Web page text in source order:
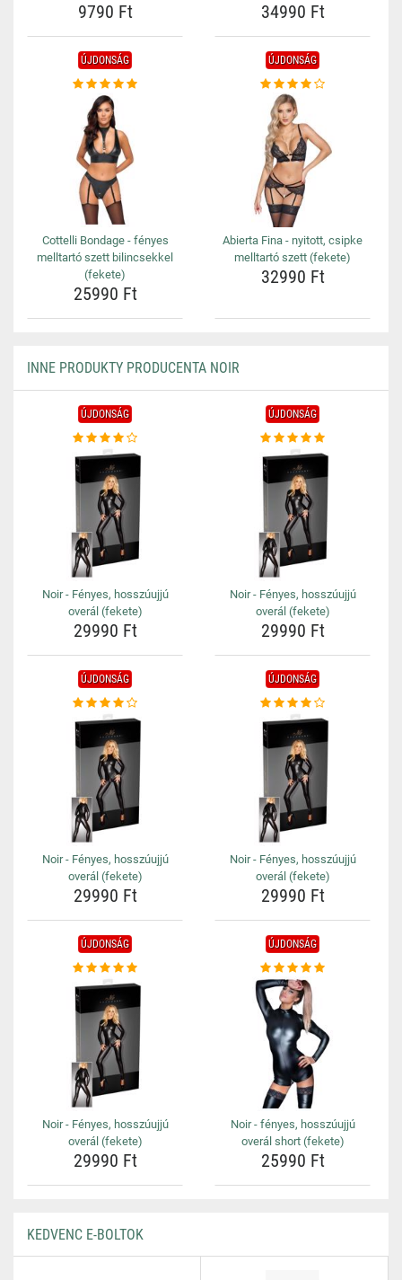
9790 Ft 34990 Ft
ÚJDONSÁG
Cottelli Bondage - fényes
melltartó szett bilincsekkel
(fekete)
25990 Ft
ÚJDONSÁG
Abierta Fina - nyitott, csipke
melltartó szett (fekete)
32990 Ft
INNE PRODUKTY PRODUCENTA NOIR
ÚJDONSÁG
Noir - Fényes, hosszúujjú
overál (fekete)
29990 Ft
ÚJDONSÁG
Noir - Fényes, hosszúujjú
overál (fekete)
29990 Ft
ÚJDONSÁG
Noir - Fényes, hosszúujjú
overál (fekete)
29990 Ft
ÚJDONSÁG
Noir - Fényes, hosszúujjú
overál (fekete)
29990 Ft
ÚJDONSÁG
Noir - Fényes, hosszúujjú
overál (fekete)
29990 Ft
ÚJDONSÁG
Noir - fényes, hosszúujjú
overál short (fekete)
25990 Ft
KEDVENC E-BOLTOK